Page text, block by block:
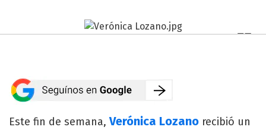
Este fin de semana, Verónica Lozano recibió un